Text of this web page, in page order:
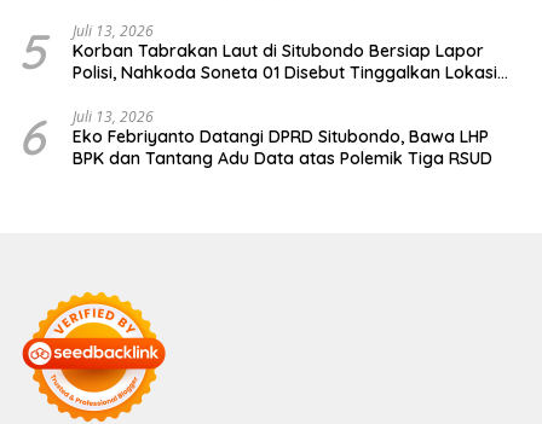
5 Juli 13, 2026
Korban Tabrakan Laut di Situbondo Bersiap Lapor
Polisi, Nahkoda Soneta 01 Disebut Tinggalkan Lokasi
6 Juli 13, 2026
Eko Febriyanto Datangi DPRD Situbondo, Bawa LHP
BPK dan Tantang Adu Data atas Polemik Tiga RSUD